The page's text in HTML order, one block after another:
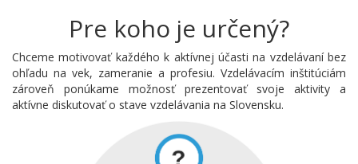
Pre koho je určený?
Chceme motivovať každého k aktívnej účasti na vzdelávaní bez
ohľadu na vek, zameranie a profesiu. Vzdelávacím inštitúciám
zároveň ponúkame možnosť prezentovať svoje aktivity a
aktívne diskutovať o stave vzdelávania na Slovensku.